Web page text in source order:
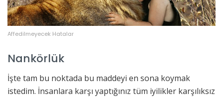
Affedilmeyecek Hatalar
Nankörlük
İşte tam bu noktada bu maddeyi en sona koymak
istedim. İnsanlara karşı yaptığınız tüm iyilikler karşılıksız